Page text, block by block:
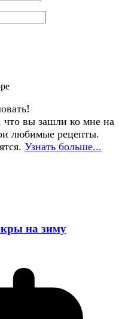
что вы зашли ко мне на
любимые рецепты.
Узнать больше...
на зиму